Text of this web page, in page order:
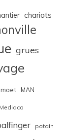
chariots
grues
MAN
Mediaco
potain